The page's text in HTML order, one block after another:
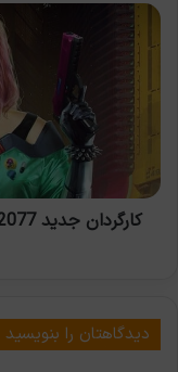
کارگردان
جدید
Cyberpunk
2077
سامان
دادن
دیدگاهتان را بنویسید